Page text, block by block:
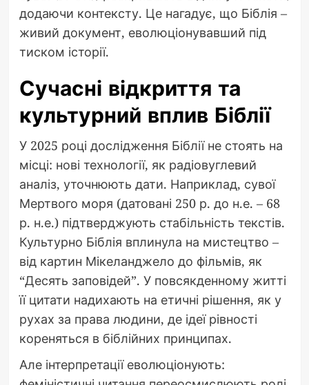
додаючи контексту. Це нагадує, що Біблія –
живий документ, еволюціонувавший під
тиском історії.
Сучасні відкриття та
культурний вплив Біблії
У 2025 році дослідження Біблії не стоять на
місці: нові технології, як радіовуглевий
аналіз, уточнюють дати. Наприклад, сувої
Мертвого моря (датовані 250 р. до н.е. – 68
р. н.е.) підтверджують стабільність текстів.
Культурно Біблія вплинула на мистецтво –
від картин Мікеланджело до фільмів, як
“Десять заповідей”. У повсякденному житті
її цитати надихають на етичні рішення, як у
рухах за права людини, де ідеї рівності
кореняться в біблійних принципах.
Але інтерпретації еволюціонують: